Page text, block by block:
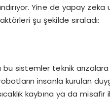
Yine de yapay
şu şekilde sıraladı:
bu sistemler teknik
insanla kurulan
kaybına ya da